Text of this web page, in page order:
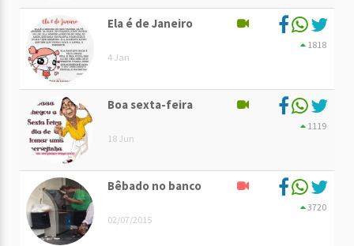
Ela é de Janeiro
4 Jan
1818
Boa sexta-feira
18 Jun
1119
Bêbado no banco
02/07/2015
3720